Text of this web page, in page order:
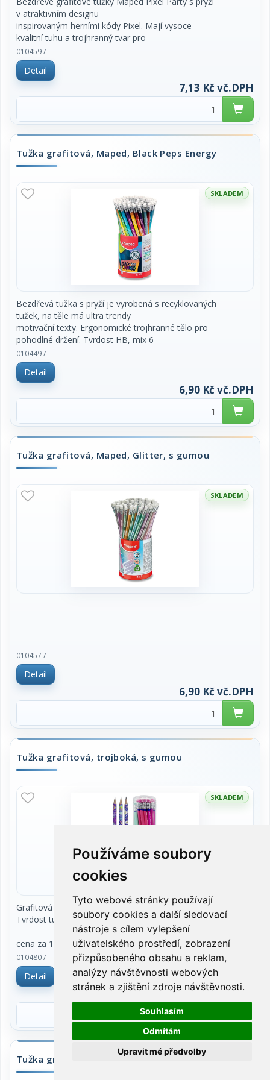
Používáme soubory
cookies
Tyto webové stránky používají
soubory cookies a další sledovací
nástroje s cílem vylepšení
uživatelského prostředí, zobrazení
přizpůsobeného obsahu a reklam,
analýzy návštěvnosti webových
stránek a zjištění zdroje návštěvnosti.
Souhlasím
Odmítám
Upravit mé předvolby
v atraktivním designu
inspirovaným herními kódy Pixel. Mají vysoce
kvalitní tuhu a trojhranný tvar pro
lepší a pohodlnější uchopení.
- vyrobeno z 40,9 % z recyklovaných materiálů.
- snadné ořezávání
cena za 1 kus
Ostatní parametry a specifikace:
Výrobce-Dovozce: MAPED S.A., Route de Pringy BP
010459 /
Detail
7,13 Kč vč.DPH
Tužka grafitová, Maped, Black Peps Energy
SKLADEM
Bezdřevá tužka s pryží je vyrobená s recyklovaných
tužek, na těle má ultra trendy
motivační texty. Ergonomické trojhranné tělo pro
pohodlné držení. Tvrdost HB, mix 6
barev.
cena za 1 kus
010449 /
Detail
6,90 Kč vč.DPH
Tužka grafitová, Maped, Glitter, s gumou
SKLADEM
010457 /
Detail
6,90 Kč vč.DPH
Tužka grafitová, trojboká, s gumou
SKLADEM
Grafitová tužka s gumou, trojboká
Tvrdost tuhy: HB
cena za 1 kus
010480 /
Detail
5,75 Kč vč.DPH
Tužka grafitová, trojboká, s výřezy a gumou, HB